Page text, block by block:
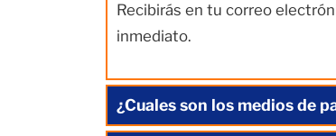
Recibirás en tu correo
inmediato.
¿Cuales son los medios de